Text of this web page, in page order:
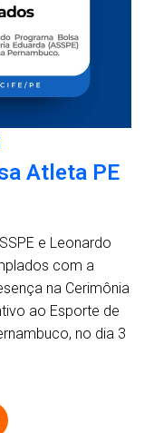
Atleta PE
e Leonardo
com a
na Cerimônia
ao Esporte de
no dia 3